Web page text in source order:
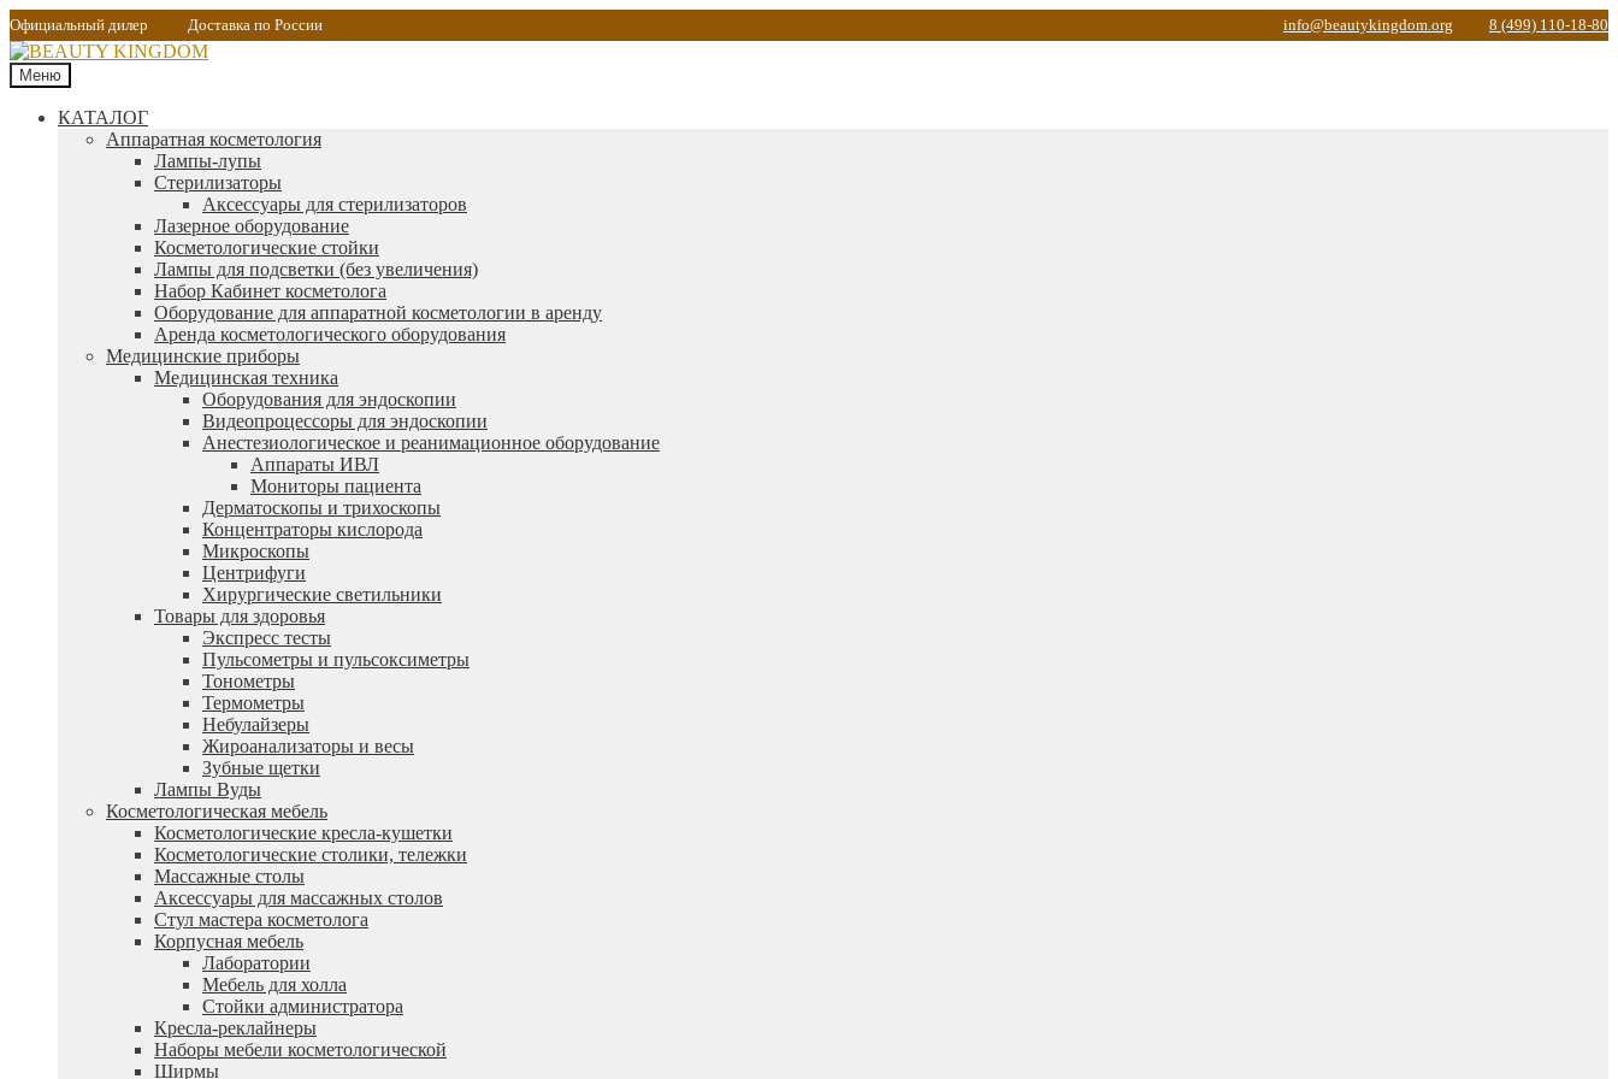
Официальный дилер Доставка по России info@beautykingdom.org 8 (499) 110-18-80
Меню
КАТАЛОГ
Аппаратная косметология
Лампы-лупы
Стерилизаторы
Аксессуары для стерилизаторов
Лазерное оборудование
Косметологические стойки
Лампы для подсветки (без увеличения)
Набор Кабинет косметолога
Оборудование для аппаратной косметологии в аренду
Аренда косметологического оборудования
Медицинские приборы
Медицинская техника
Оборудования для эндоскопии
Видеопроцессоры для эндоскопии
Анестезиологическое и реанимационное оборудование
Аппараты ИВЛ
Мониторы пациента
Дерматоскопы и трихоскопы
Концентраторы кислорода
Микроскопы
Центрифуги
Xирургические светильники
Товары для здоровья
Экспресс тесты
Пульсометры и пульсоксиметры
Тонометры
Термометры
Небулайзеры
Жироанализаторы и весы
Зубные щетки
Лампы Вуды
Косметологическая мебель
Косметологические кресла-кушетки
Косметологические столики, тележки
Массажные столы
Аксессуары для массажных столов
Стул мастера косметолога
Корпусная мебель
Лаборатории
Мебель для холла
Стойки администратора
Кресла-реклайнеры
Наборы мебели косметологической
Ширмы